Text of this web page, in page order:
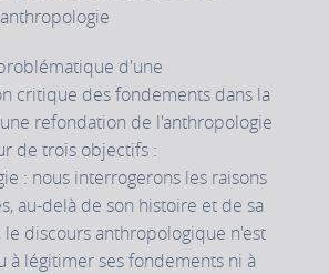
d'une
critique des fondements dans la
refondation de l'anthropologie
de trois objectifs :
: nous interrogerons les raisons
au-delà de son histoire et de sa
discours anthropologique n'est
à légitimer ses fondements ni à